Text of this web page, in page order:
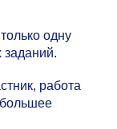
одну
заданий.
работа